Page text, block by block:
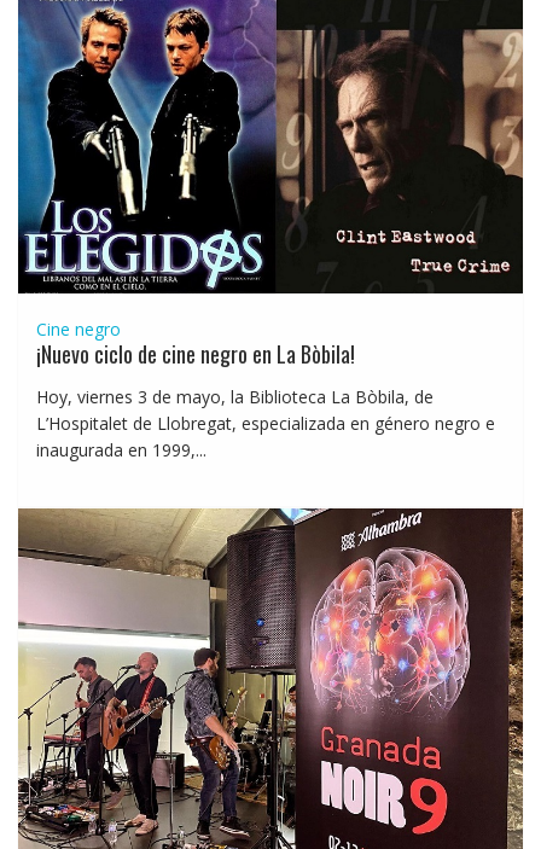
Cine negro
¡Nuevo ciclo de cine negro en La Bòbila!
Hoy, viernes 3 de mayo, la Biblioteca La Bòbila, de
L’Hospitalet de Llobregat, especializada en género negro e
inaugurada en 1999,...